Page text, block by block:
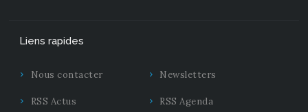
Liens rapides
Nous contacter Newsletters
RSS Actus RSS Agenda